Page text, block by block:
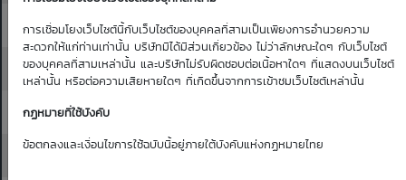
การเชื่อมโยงเว็บไซต์นี้กับเว็บไซต์ของบุคคลที่สามเป็นเพียงการอำนวยความ
สะดวกให้แก่ท่านเท่านั้น บริษัทมิได้มีส่วนเกี่ยวข้อง ไม่ว่าลักษณะใดๆ กับเว็บไซต์
ของบุคคลที่สามเหล่านั้น และบริษัทไม่รับผิดชอบต่อเนื้อหาใดๆ ที่แสดงบนเว็บไซต์
เหล่านั้น หรือต่อความเสียหายใดๆ ที่เกิดขึ้นจากการเข้าชมเว็บไซต์เหล่านั้น
กฏหมายที่ใช้บังคับ
ข้อตกลงและเงื่อนไขการใช้ฉบับนี้อยู่ภายใต้บังคับแห่งกฏหมายไทย
43.25 43.50 0.37 0.37 0.37 0.36 0.36
43.50 43.75 0.39 0.38 0.38 0.38 0.37
43.75 44.00
44.00 44.25 0.41 0.41 0.40 0.40